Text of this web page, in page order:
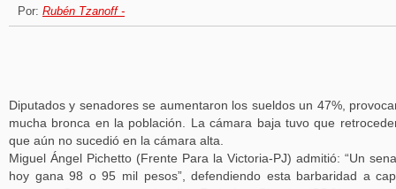
Por: Rubén Tzanoff -
Diputados y senadores se aumentaron los sueldos un 47%,
mucha bronca en la población. La cámara baja tuvo que
que aún no sucedió en la cámara alta.
Miguel Ángel Pichetto (Frente Para la Victoria-PJ) admitió: “Un
hoy gana 98 o 95 mil pesos”, defendiendo esta barbaridad a